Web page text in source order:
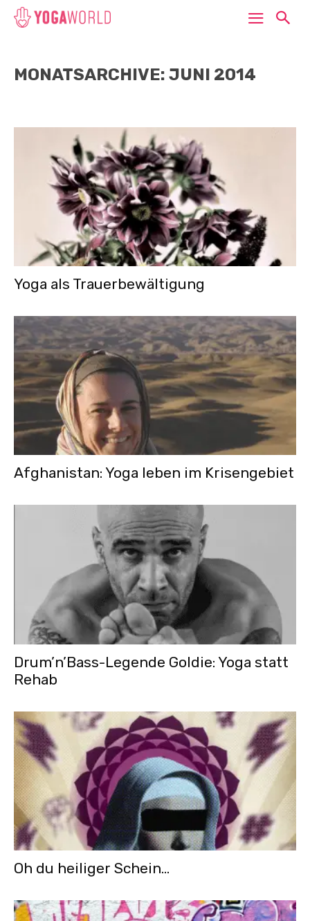
MONATSARCHIVE: JUNI 2014
Yoga als Trauerbewältigung
Afghanistan: Yoga leben im Krisengebiet
Drum’n’Bass-Legende Goldie: Yoga statt
Rehab
Oh du heiliger Schein…